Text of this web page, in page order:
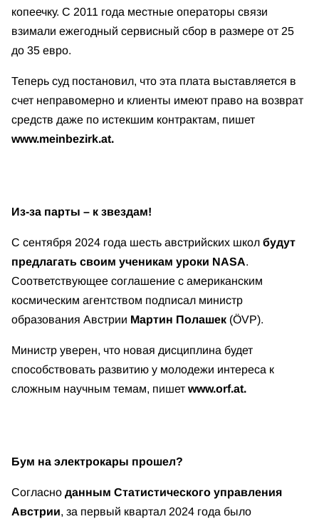
копеечку. С 2011 года местные операторы связи
взимали ежегодный сервисный сбор в размере от 25
до 35 евро.
Теперь суд постановил, что эта плата выставляется в
счет неправомерно и клиенты имеют право на возврат
средств даже по истекшим контрактам, пишет
www.meinbezirk.at.
Из-за парты – к звездам!
С сентября 2024 года шесть австрийских школ будут
предлагать своим ученикам уроки NASA.
Соответствующее соглашение с американским
космическим агентством подписал министр
образования Австрии Мартин Полашек (ÖVP).
Министр уверен, что новая дисциплина будет
способствовать развитию у молодежи интереса к
сложным научным темам, пишет www.orf.at.
Бум на электрокары прошел?
Согласно данным Статистического управления
Австрии, за первый квартал 2024 года было